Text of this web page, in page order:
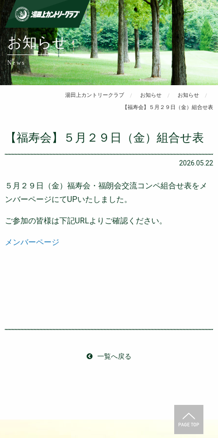
お知らせ
News
湯田上カントリークラブ お知らせ
お知らせ
【福寿会】５月２９日（金）組合せ表
【福寿会】５月２９日（金）組合せ表
2026.05.22
５月２９日（金）福寿会・福朗会交流コンペ組合せ表をメ
ンバーページにてUPいたしました。
ご参加の皆様は下記URLよりご確認ください。
メンバーページ
一覧へ戻る